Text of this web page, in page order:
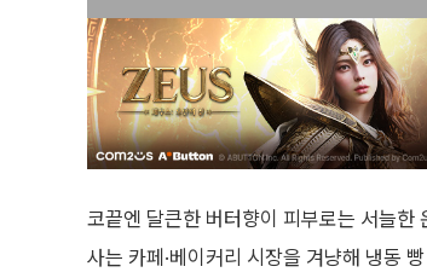
코끝엔 달큰한 버터향이 피부로는 서늘
사는 카페·베이커리 시장을 겨냥해 냉동